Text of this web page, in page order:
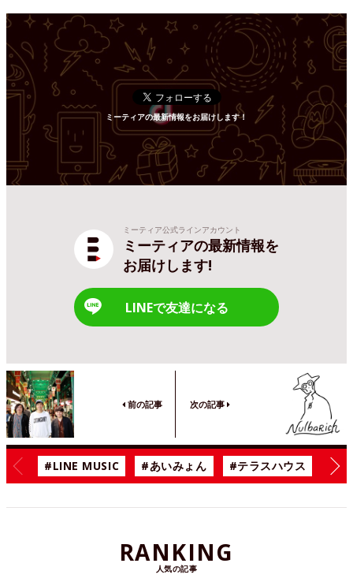
ミーティアの最新情報をお届けします！
ミーティア公式ラインアカウント
ミーティアの最新情報を
お届けします!
LINEで友達になる
前の記事 次の記事
#LINE MUSIC #あいみょん #テラスハウス #
RANKING
人気の記事